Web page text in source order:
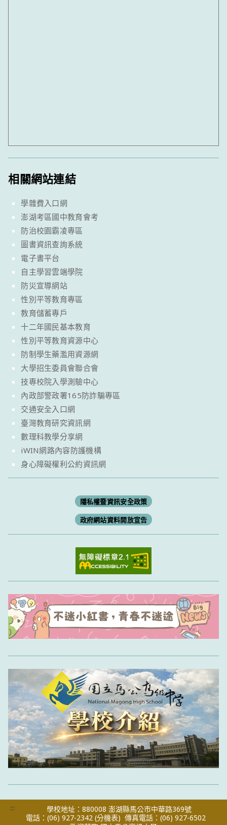
相關網站連結
學雜費入口網
澎湖考區國中教育會考
防治校園霸凌專區
圖書資訊查詢系統
電子書平台
自主學習雲端學院
防災宣導網站
性別平等教育專區
教育儲蓄專戶
十二年國民基本教育
性別平等教育資源中心
防制學生藥濫用資源網
大學招生委員會聯合會
技專校院入學測驗中心
內政部警政署165防詐騙專區
交通安全入口網
臺灣教育研究資訊網
數理科教學分享網
iWIN網路內容防護機構
身心障礙權利公約資訊網
隱私權暨資訊安全政策
政府網站資料開放宣告
:::
學校地址：880008 澎湖縣馬公市中華路369號
電話：(06) 927-2342 (分機表) 傳真電話：(06) 927-6502